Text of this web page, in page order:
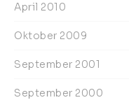
April 2010
Oktober 2009
September 2001
September 2000